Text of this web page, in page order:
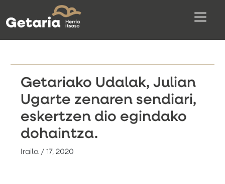
Getariako Udalak, Julian
Ugarte zenaren sendiari,
eskertzen dio egindako
dohaintza.
Iraila / 17, 2020